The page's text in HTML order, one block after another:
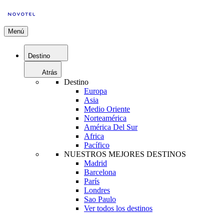
Menú
Destino
Atrás
Destino
Europa
Asia
Medio Oriente
Norteamérica
América Del Sur
Africa
Pacífico
NUESTROS MEJORES DESTINOS
Madrid
Barcelona
París
Londres
Sao Paulo
Ver todos los destinos